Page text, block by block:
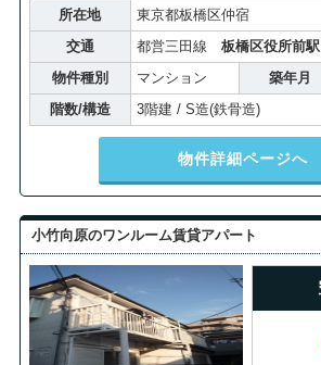
所在地
東京都板橋区仲宿
交通
都営三田線 板橋区役所前駅
物件種別
マンション 築年月
階数/構造
3階建 / S造(鉄骨造)
物件詳細ページへ
小竹向原のワンルーム賃貸アパート